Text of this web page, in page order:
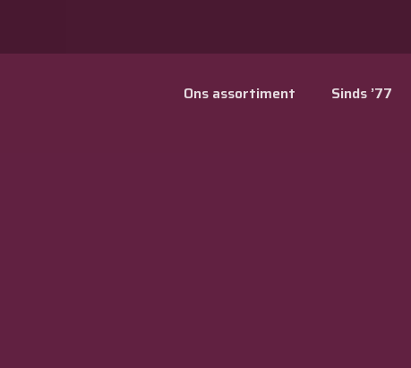
Ons assortiment Sinds ’77